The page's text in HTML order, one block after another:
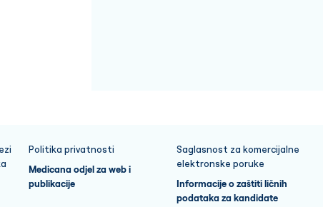
Politika privatnosti
Medicana odjel za web i
publikacije
Saglasnost za komercijalne
elektronske poruke
Informacije o zaštiti ličnih
podataka za kandidate